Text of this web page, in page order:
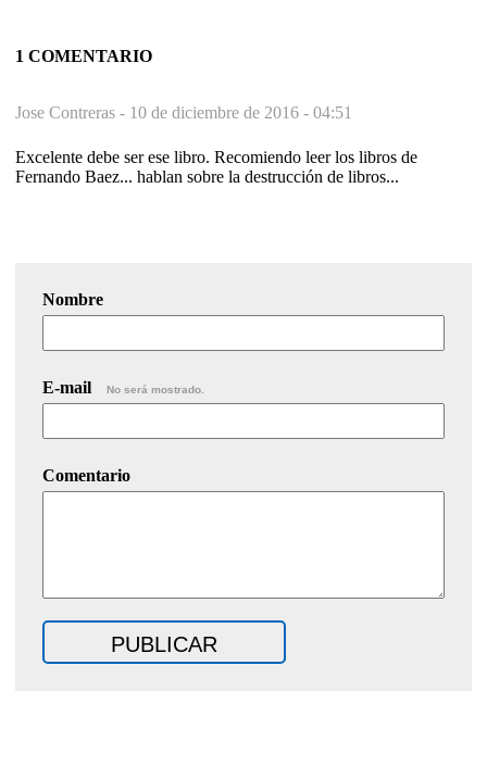
1 COMENTARIO
Jose Contreras - 10 de diciembre de 2016 - 04:51
Excelente debe ser ese libro. Recomiendo leer los libros de
Fernando Baez... hablan sobre la destrucción de libros...
Nombre
E-mail No será mostrado.
Comentario